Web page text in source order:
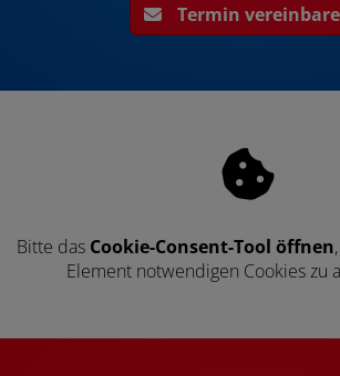
Termin
Bitte das Cookie-Consent-Tool öffnen
Element notwendigen Cookies zu